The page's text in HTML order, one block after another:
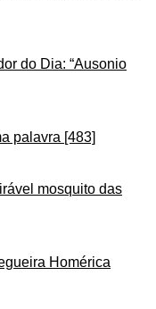
do Dia: “Ausonio
palavra [483]
mosquito das
Homérica